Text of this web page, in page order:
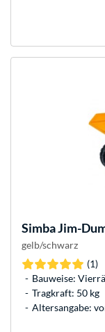
SimbaJim-
gelb/schwarz
(1)
Bauweise:
Tragkraft: 50 kg
Altersangabe: